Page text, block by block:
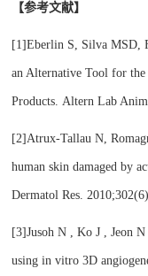
【参考文献】
[1]Eberlin S, Silva MSD,
an Alternative Tool for
Products. Altern Lab
[2]Atrux-Tallau N,
human skin damaged by
Dermatol Res.
[3]Jusoh N , Ko J , Jeon
using in vitro 3D